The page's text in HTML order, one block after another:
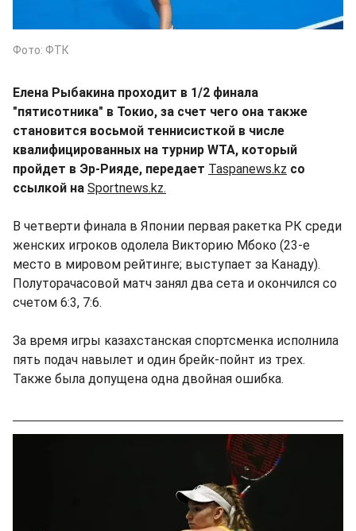
Фото: ФТК
Елена Рыбакина проходит в 1/2 финала
"пятисотника" в Токио, за счет чего она также
становится восьмой теннисисткой в числе
квалифицированных на турнир WTA, который
пройдет в Эр-Рияде, передает Taspanews.kz со
ссылкой на Sportnews.kz.
В четверти финала в Японии первая ракетка РК среди
женских игроков одолела Викторию Мбоко (23-е
место в мировом рейтинге; выступает за Канаду).
Полуторачасовой матч занял два сета и окончился со
счетом 6:3, 7:6.
За время игры казахстанская спортсменка исполнила
пять подач навылет и один брейк-пойнт из трех.
Также была допущена одна двойная ошибка.